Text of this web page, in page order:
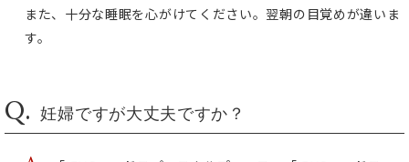
また、十分な睡眠を心がけてください。翌朝の目覚めが違いま
す。
Q. 妊婦ですが大丈夫ですか？